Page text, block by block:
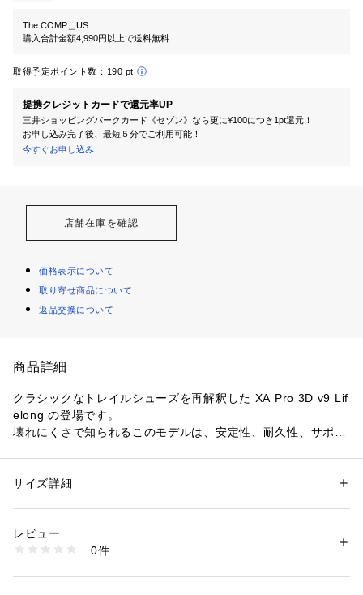
The COMP＿US
購入合計金額4,990円以上で送料無料
取得予定ポイント数： 190 pt
提携クレジットカードで還元率UP
三井ショッピングパークカード《セゾン》なら更に¥100につき1pt還元！
お申し込み完了後、最短５分でご利用可能！
今すぐお申し込み
店舗在庫を確認
価格表示について
取り寄せ商品について
返品交換について
商品詳細
クラシックなトレイルシューズを再解釈した XA Pro 3D v9 Lif
elong の登場です。
壊れにくさで知られるこのモデルは、安定性、耐久性、サポー
優れたグリップ力を発揮します。
性別：レディース
商品番号：
L49153900 （ショップ）
サイズ詳細
レビュー
0件